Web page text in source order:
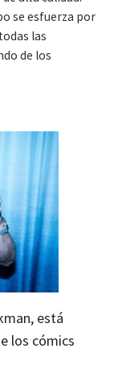
se esfuerza por
las
de los
está
los cómics